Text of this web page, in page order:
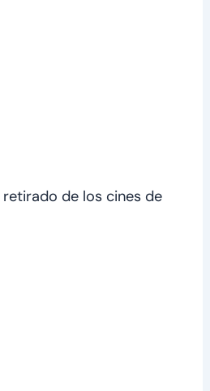
retirado de los cines de